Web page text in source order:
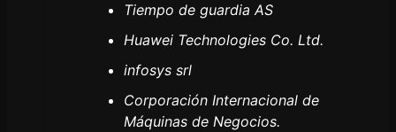
Tiempo de guardia AS
Huawei Technologies Co. Ltd.
infosys srl
Corporación Internacional de
Máquinas de Negocios.